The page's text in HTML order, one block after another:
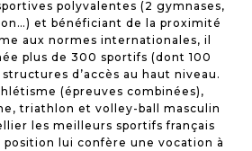
polyvalentes (2 gymnases,
et bénéficiant de la proximité
aux normes internationales, il
plus de 300 sportifs (dont 100
d’accès au haut niveau.
(épreuves combinées),
triathlon et volley-ball masculin
les meilleurs sportifs français
position lui confère une vocation à